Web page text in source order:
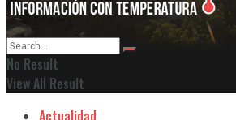
No Result
View All Result
Actualidad